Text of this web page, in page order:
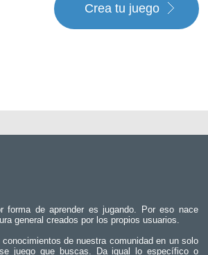
Crea tu juego
forma de aprender es jugando. Por eso nace
general creados por los propios usuarios.
de nuestra comunidad en un solo
juego que buscas. Da igual lo específico o